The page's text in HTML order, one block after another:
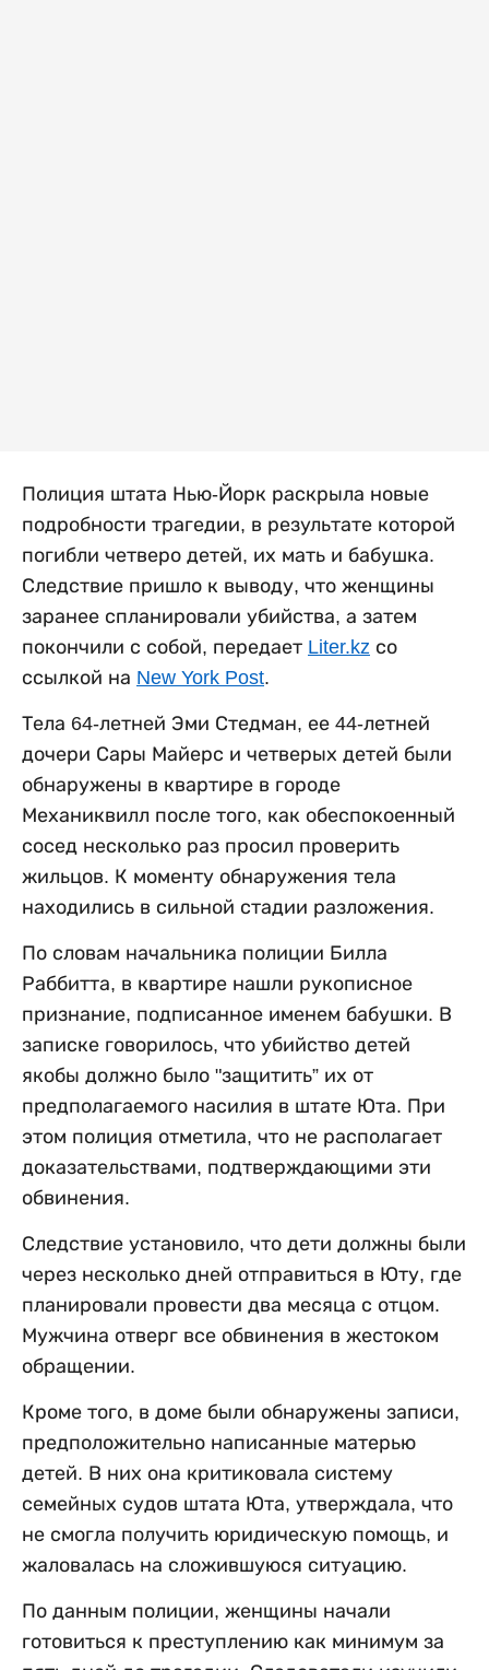
Полиция штата Нью-Йорк раскрыла новые
подробности трагедии, в результате которой
погибли четверо детей, их мать и бабушка.
Следствие пришло к выводу, что женщины
заранее спланировали убийства, а затем
покончили с собой, передает Liter.kz со
ссылкой на New York Post.
Тела 64-летней Эми Стедман, ее 44-летней
дочери Сары Майерс и четверых детей были
обнаружены в квартире в городе
Механиквилл после того, как обеспокоенный
сосед несколько раз просил проверить
жильцов. К моменту обнаружения тела
находились в сильной стадии разложения.
По словам начальника полиции Билла
Раббитта, в квартире нашли рукописное
признание, подписанное именем бабушки. В
записке говорилось, что убийство детей
якобы должно было "защитить” их от
предполагаемого насилия в штате Юта. При
этом полиция отметила, что не располагает
доказательствами, подтверждающими эти
обвинения.
Следствие установило, что дети должны были
через несколько дней отправиться в Юту, где
планировали провести два месяца с отцом.
Мужчина отверг все обвинения в жестоком
обращении.
Кроме того, в доме были обнаружены записи,
предположительно написанные матерью
детей. В них она критиковала систему
семейных судов штата Юта, утверждала, что
не смогла получить юридическую помощь, и
жаловалась на сложившуюся ситуацию.
По данным полиции, женщины начали
готовиться к преступлению как минимум за